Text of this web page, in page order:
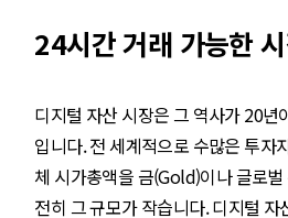
24시간 거래 가능한
디지털 자산 시장은 그 역사가 20년
입니다. 전 세계적으로 수많은 투자
체 시가총액을 금(Gold)이나 글로
전히 그 규모가 작습니다. 디지털